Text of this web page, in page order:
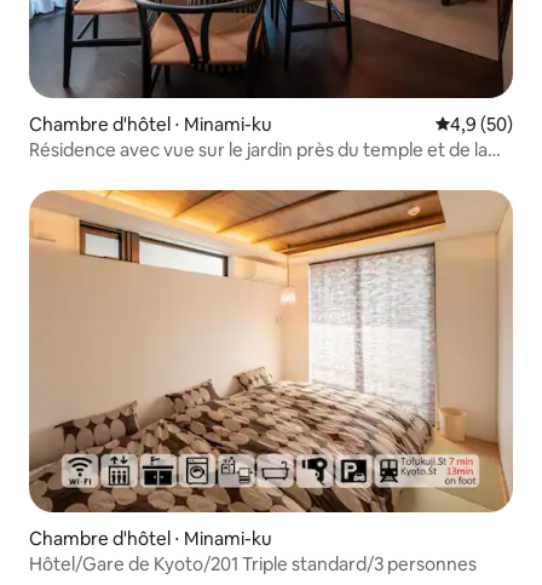
Chambre d'hôtel ⋅ Minami-ku Évaluation
4,9 (50)
Résidence avec vue sur le jardin près du temple et de la
Chambre d'hôtel ⋅ Minami-ku
Hôtel/Gare de Kyoto/201 Triple standard/3 personnes